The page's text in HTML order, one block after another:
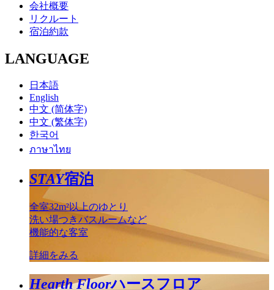
会社概要
リクルート
宿泊約款
LANGUAGE
日本語
English
中文 (简体字)
中文 (繁体字)
한국어
ภาษาไทย
STAY宿泊
全室32m²以上のゆとり
洗い場つきバスルームなど
機能的な客室
詳細をみる
Hearth Floorハースフロア